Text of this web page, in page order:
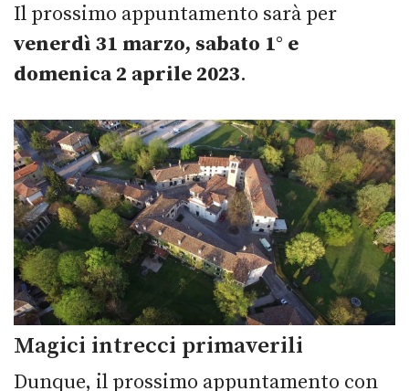
Il prossimo appuntamento sarà per
venerdì 31 marzo, sabato 1° e
domenica 2 aprile 2023.
Magici intrecci primaverili
Dunque, il prossimo appuntamento con